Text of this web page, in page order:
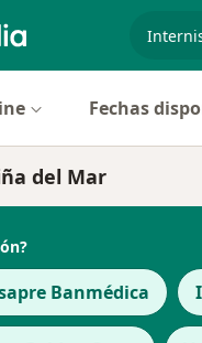
Fechas
del Mar
Banmédica